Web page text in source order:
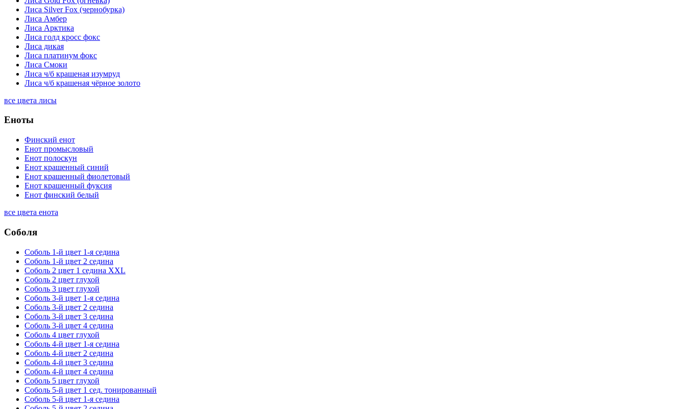
Лиса Silver Fox (чернобурка)
Лиса Амбер
Лиса Арктика
Лиса голд кросс фокс
Лиса дикая
Лиса платинум фокс
Лиса Смоки
Лиса ч/б крашеная изумруд
Лиса ч/б крашеная чёрное золото
все цвета лисы
Еноты
Финский енот
Енот промысловый
Енот полоскун
Енот крашенный синий
Енот крашенный фиолетовый
Енот крашенный фуксия
Енот финский белый
все цвета енота
Соболя
Соболь 1-й цвет 1-я седина
Соболь 1-й цвет 2 седина
Соболь 2 цвет 1 седина XXL
Соболь 2 цвет глухой
Соболь 3 цвет глухой
Соболь 3-й цвет 1-я седина
Соболь 3-й цвет 2 седина
Соболь 3-й цвет 3 седина
Соболь 3-й цвет 4 седина
Соболь 4 цвет глухой
Соболь 4-й цвет 1-я седина
Соболь 4-й цвет 2 седина
Соболь 4-й цвет 3 седина
Соболь 4-й цвет 4 седина
Соболь 5 цвет глухой
Соболь 5-й цвет 1 сед. тонированный
Соболь 5-й цвет 1-я седина